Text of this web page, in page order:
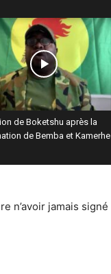
de Boketshu après la
de Bemba et Kamerhe
n’avoir jamais signé